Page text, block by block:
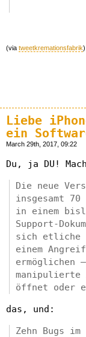
(via tweetkremationsfabrik)
Liebe
ein
March 29th, 2017, 09:22
Du, ja DU!
Die neue
insgesamt
in einem
Support-
sich etliche
einem
ermöglichen
manipulierte
öffnet oder
das, und:
Zehn Bugs